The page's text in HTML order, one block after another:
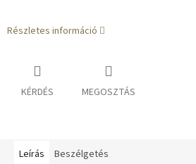
Részletes információ
KÉRDÉS MEGOSZTÁS
Leírás Beszélgetés